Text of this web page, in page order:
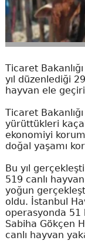
Ticaret
yıl düzenlediği
hayvan ele
Ticaret
yürüttükleri
ekonomiyi
doğal yaşamı
Bu yıl
519 canlı
yoğun
oldu. İstanbul
operasyonda 51
Sabiha Gökçen
canlı hayvan